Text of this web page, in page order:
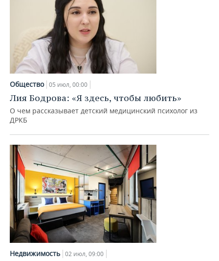
Общество 05 июл, 00:00
Лия Бодрова: «Я здесь, чтобы любить»
О чем рассказывает детский медицинский психолог из
ДРКБ
Недвижимость 02 июл, 09:00